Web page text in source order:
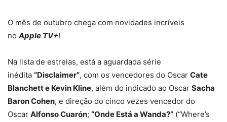
O mês de outubro chega com novidades incríveis
no Apple TV+!
Na lista de estreias, está a aguardada série
inédita “Disclaimer”, com os vencedores do Oscar Cate
Blanchett e Kevin Kline, além do indicado ao Oscar Sacha
Baron Cohen, e direção do cinco vezes vencedor do
Oscar Alfonso Cuarón; “Onde Está a Wanda?” (“Where’s